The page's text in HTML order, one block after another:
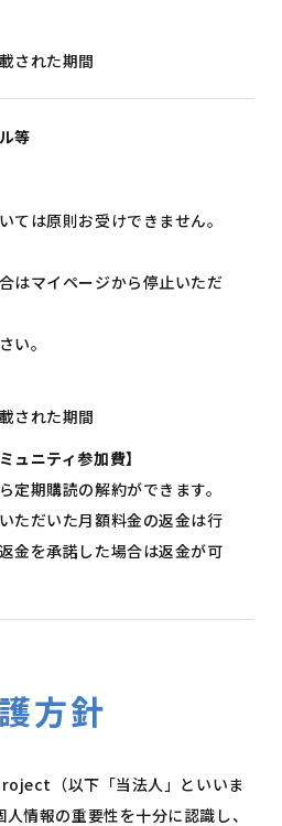
された期間
等
ては原則お受けできません。
はマイページから停止いただ
い。
された期間
ュニティ参加費】
定期購読の解約ができます。
ただいた月額料金の返金は行
金を承諾した場合は返金が可
方針
（以下「当法人」といいま
情報の重要性を十分に認識し、